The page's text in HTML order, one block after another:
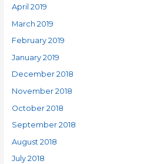
April 2019
March 2019
February 2019
January 2019
December 2018
November 2018
October 2018
September 2018
August 2018
July 2018